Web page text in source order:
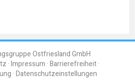
Ostfriesland GmbH
Impressum Barrierefreiheit
Datenschutzeinstellungen